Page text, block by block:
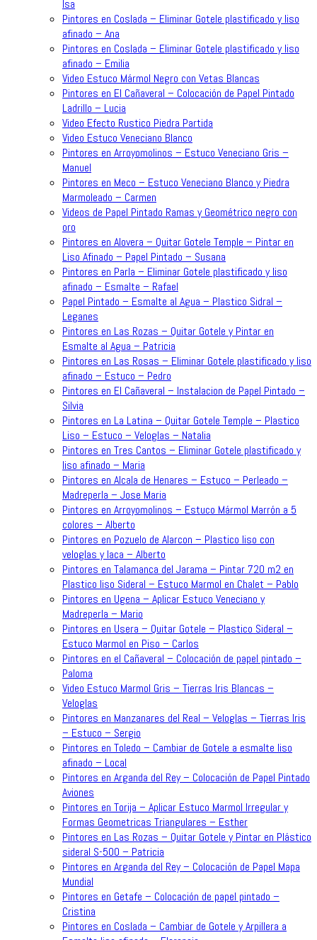
Isa
Pintores en Coslada – Eliminar Gotele plastificado y liso
afinado – Ana
Pintores en Coslada – Eliminar Gotele plastificado y liso
afinado – Emilia
Video Estuco Mármol Negro con Vetas Blancas
Pintores en El Cañaveral – Colocación de Papel Pintado
Ladrillo – Lucia
Video Efecto Rustico Piedra Partida
Video Estuco Veneciano Blanco
Pintores en Arroyomolinos – Estuco Veneciano Gris –
Manuel
Pintores en Meco – Estuco Veneciano Blanco y Piedra
Marmoleado – Carmen
Videos de Papel Pintado Ramas y Geométrico negro con
oro
Pintores en Alovera – Quitar Gotele Temple – Pintar en
Liso Afinado – Papel Pintado – Susana
Pintores en Parla – Eliminar Gotele plastificado y liso
afinado – Esmalte – Rafael
Papel Pintado – Esmalte al Agua – Plastico Sidral –
Leganes
Pintores en Las Rozas – Quitar Gotele y Pintar en
Esmalte al Agua – Patricia
Pintores en Las Rosas – Eliminar Gotele plastificado y liso
afinado – Estuco – Pedro
Pintores en El Cañaveral – Instalacion de Papel Pintado –
Silvia
Pintores en La Latina – Quitar Gotele Temple – Plastico
Liso – Estuco – Veloglas – Natalia
Pintores en Tres Cantos – Eliminar Gotele plastificado y
liso afinado – Maria
Pintores en Alcala de Henares – Estuco – Perleado –
Madreperla – Jose Maria
Pintores en Arroyomolinos – Estuco Mármol Marrón a 5
colores – Alberto
Pintores en Pozuelo de Alarcon – Plastico liso con
veloglas y laca – Alberto
Pintores en Talamanca del Jarama – Pintar 720 m2 en
Plastico liso Sideral – Estuco Marmol en Chalet – Pablo
Pintores en Ugena – Aplicar Estuco Veneciano y
Madreperla – Mario
Pintores en Usera – Quitar Gotele – Plastico Sideral –
Estuco Marmol en Piso – Carlos
Pintores en el Cañaveral – Colocación de papel pintado –
Paloma
Video Estuco Marmol Gris – Tierras Iris Blancas –
Veloglas
Pintores en Manzanares del Real – Veloglas – Tierras Iris
– Estuco – Sergio
Pintores en Toledo – Cambiar de Gotele a esmalte liso
afinado – Local
Pintores en Arganda del Rey – Colocación de Papel Pintado
Aviones
Pintores en Torija – Aplicar Estuco Marmol Irregular y
Formas Geometricas Triangulares – Esther
Pintores en Las Rozas – Quitar Gotele y Pintar en Plástico
sideral S-500 – Patricia
Pintores en Arganda del Rey – Colocación de Papel Mapa
Mundial
Pintores en Getafe – Colocación de papel pintado –
Cristina
Pintores en Coslada – Cambiar de Gotele y Arpillera a